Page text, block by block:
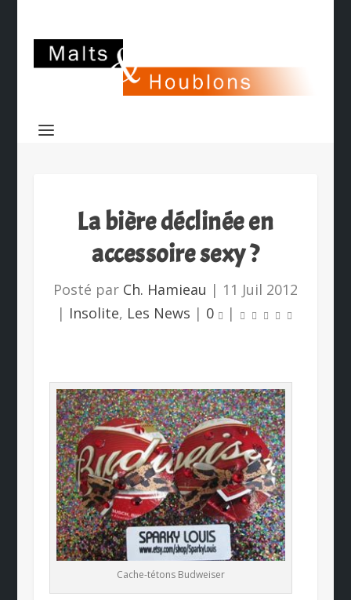
La bière déclinée en
accessoire sexy ?
Posté par Ch. Hamieau | 11 Juil 2012
| Insolite, Les News | 0 |
Cache-tétons Budweiser